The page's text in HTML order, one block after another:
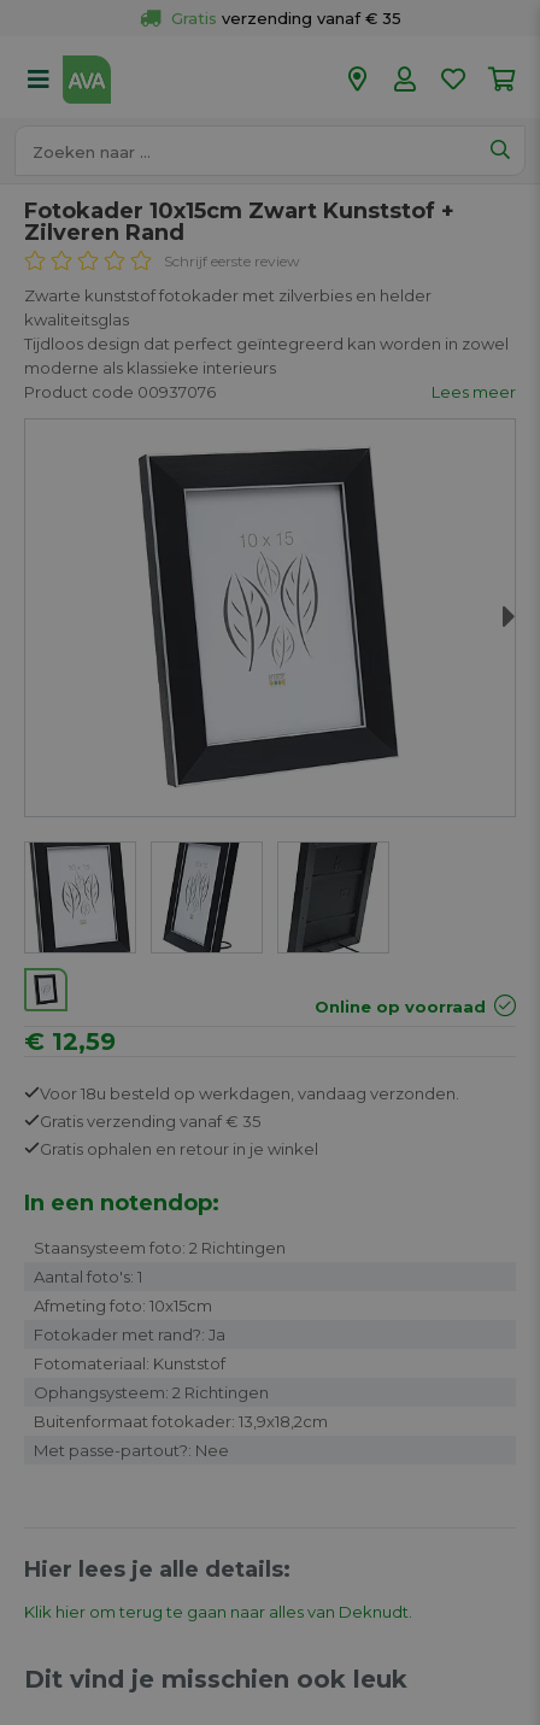
Gratis verzending vanaf € 35
50 winkels
Fotokader 10x15cm Zwart Kunststof +
Zilveren Rand
Schrijf eerste review
Zwarte kunststof fotokader met zilverbies en helder
kwaliteitsglas
Tijdloos design dat perfect geïntegreerd kan worden in zowel
moderne als klassieke interieurs
Product code 00937076
Lees meer
Online op voorraad
€ 12,59
Voor 18u besteld op werkdagen, vandaag verzonden.
Gratisverzending vanaf € 35
Gratis ophalen en retour in je winkel
In een notendop:
Staansysteem foto: 2 Richtingen
Aantal foto's: 1
Afmeting foto: 10x15cm
Fotokader met rand?: Ja
Fotomateriaal: Kunststof
Ophangsysteem: 2 Richtingen
Buitenformaat fotokader: 13,9x18,2cm
Met passe-partout?: Nee
Hier lees je alle details:
Klik hier om terug te gaan naar alles van Deknudt.
Dit vind je misschien ook leuk